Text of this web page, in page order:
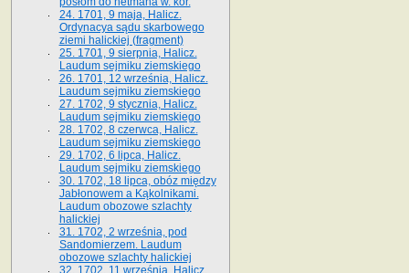
24. 1701, 9 maja, Halicz.
Ordynacya sądu skarbowego
ziemi halickiej (fragment)
25. 1701, 9 sierpnia, Halicz.
Laudum sejmiku ziemskiego
26. 1701, 12 września, Halicz.
Laudum sejmiku ziemskiego
27. 1702, 9 stycznia, Halicz.
Laudum sejmiku ziemskiego
28. 1702, 8 czerwca, Halicz.
Laudum sejmiku ziemskiego
29. 1702, 6 lipca, Halicz.
Laudum sejmiku ziemskiego
30. 1702, 18 lipca, obóz między
Jabłonowem a Kąkolnikami.
Laudum obozowe szlachty
halickiej
31. 1702, 2 września, pod
Sandomierzem. Laudum
obozowe szlachty halickiej
32. 1702, 11 września, Halicz.